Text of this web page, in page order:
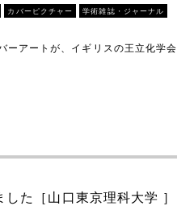
カバーピクチャー
学術雑誌・ジャーナル
ーアートが、イギリスの王立化学会
た［山口東京理科大学 ］